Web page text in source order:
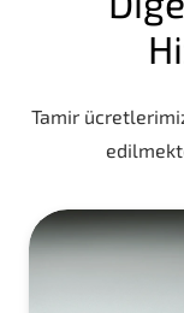
Tamir